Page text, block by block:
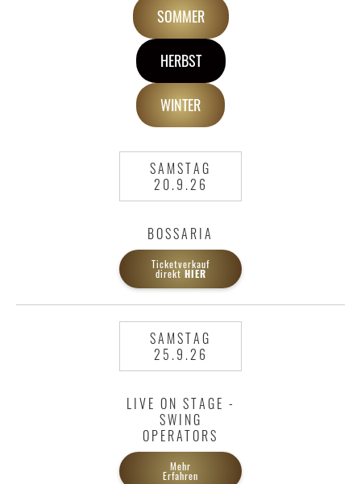
SOMMER
HERBST
WINTER
SAMSTAG
20.9.26
BOSSARIA
Ticketverkauf
direkt HIER
SAMSTAG
25.9.26
LIVE ON STAGE -
SWING
OPERATORS
Mehr
Erfahren